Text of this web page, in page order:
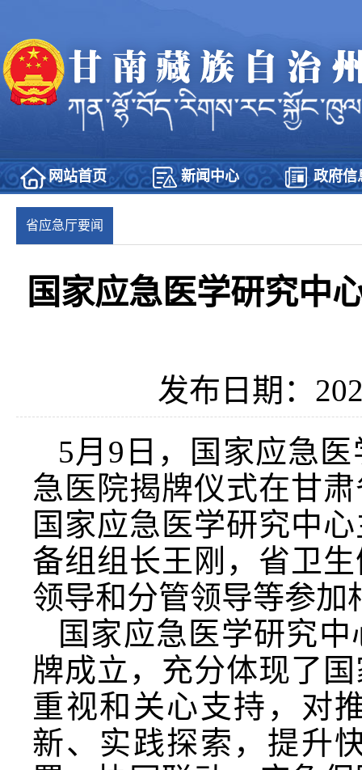
网站首页 新闻中心 政府信
省应急厅要闻
国家应急医学研究中
发布日期：
5月9日，国家应急
急医院揭牌仪式在甘
国家应急医学研究中
备组组长王刚，省卫
领导和分管领导等参加
国家应急医学研究
牌成立，充分体现了
重视和关心支持，对
新、实践探索，提升